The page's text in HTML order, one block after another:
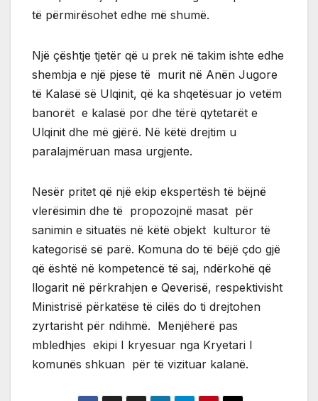
të përmirësohet edhe më shumë.
Një çështje tjetër që u prek në takim ishte edhe
shembja e një pjese të murit në Anën Jugore
të Kalasë së Ulqinit, që ka shqetësuar jo vetëm
banorët e kalasë por dhe tërë qytetarët e
Ulqinit dhe më gjërë. Në këtë drejtim u
paralajmëruan masa urgjente.
Nesër pritet që një ekip ekspertësh të bëjnë
vlerësimin dhe të propozojnë masat për
sanimin e situatës në këtë objekt kulturor të
kategorisë së parë. Komuna do të bëjë çdo gjë
që është në kompetencë të saj, ndërkohë që
llogarit në përkrahjen e Qeverisë, respektivisht
Ministrisë përkatëse të cilës do ti drejtohen
zyrtarisht për ndihmë. Menjëherë pas
mbledhjes ekipi I kryesuar nga Kryetari I
komunës shkuan për të vizituar kalanë.